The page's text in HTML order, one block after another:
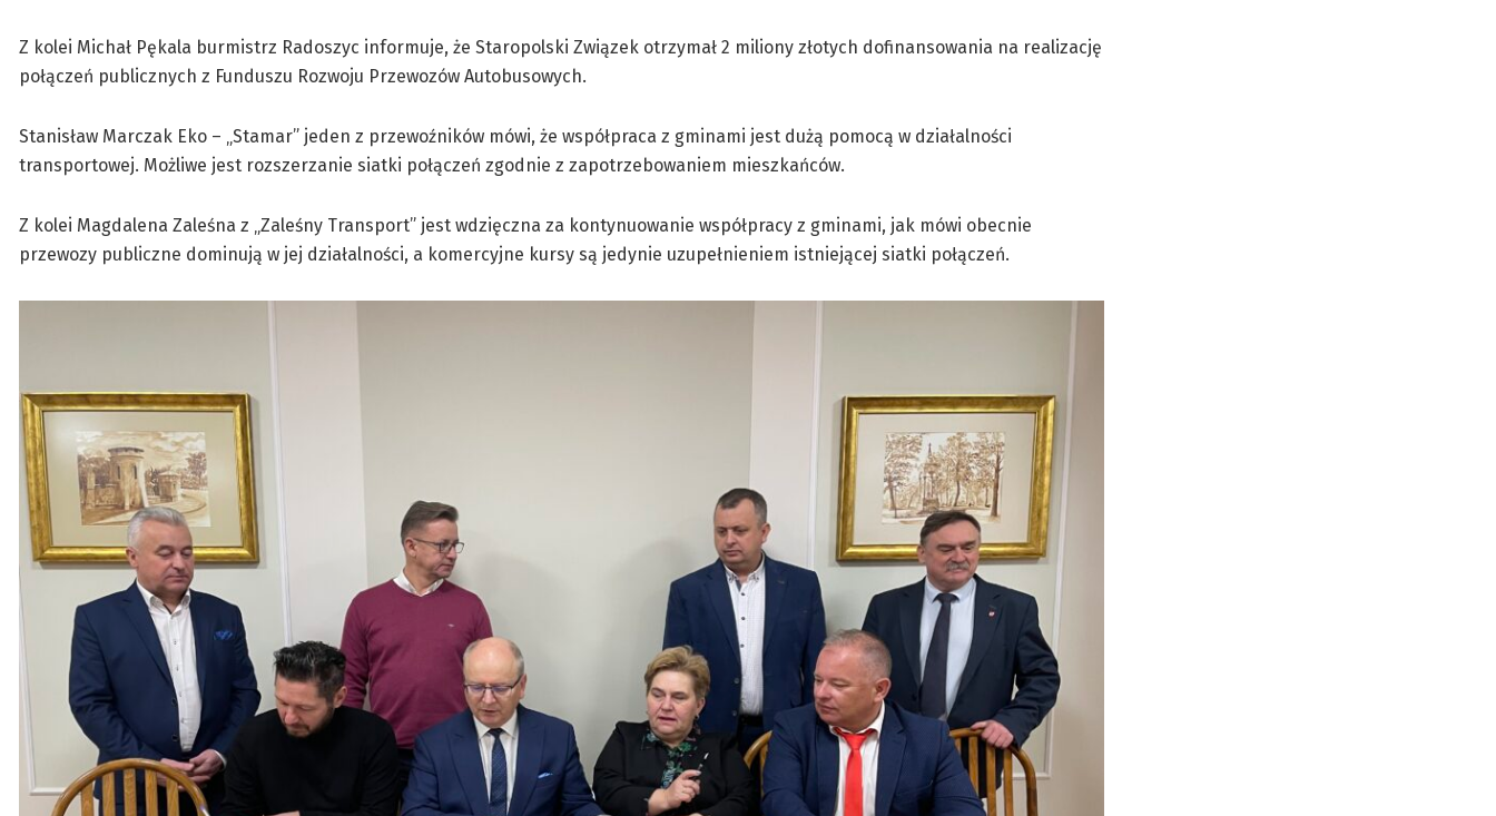
Z kolei Michał Pękala burmistrz Radoszyc informuje, że Staropolski Związek otrzymał 2 miliony złotych dofinansowania na realizację
połączeń publicznych z Funduszu Rozwoju Przewozów Autobusowych.
Stanisław Marczak Eko – „Stamar” jeden z przewoźników mówi, że współpraca z gminami jest dużą pomocą w działalności
transportowej. Możliwe jest rozszerzanie siatki połączeń zgodnie z zapotrzebowaniem mieszkańców.
Z kolei Magdalena Zaleśna z „Zaleśny Transport” jest wdzięczna za kontynuowanie współpracy z gminami, jak mówi obecnie
przewozy publiczne dominują w jej działalności, a komercyjne kursy są jedynie uzupełnieniem istniejącej siatki połączeń.